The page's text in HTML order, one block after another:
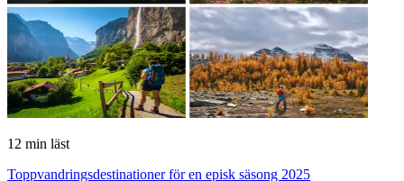
12 min läst
Toppvandringsdestinationer för en episk säsong 2025